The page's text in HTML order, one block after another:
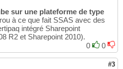
sur une plateforme de type
à ce que fait SSAS avec des
intégré Sharepoint
R2 et Sharepoint 2010).
0
0
#3